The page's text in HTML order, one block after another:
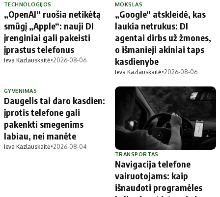
TECHNOLOGIJOS
„OpenAI“ ruošia netikėtą
smūgį „Apple“: nauji DI
įrenginiai gali pakeisti
įprastus telefonus
Ieva Kazlauskaitė•2026-08-06
MOKSLAS
„Google“ atskleidė, kas
laukia netrukus: DI
agentai dirbs už žmones,
o išmanieji akiniai taps
kasdienybe
Ieva Kazlauskaitė•2026-08-06
GYVENIMAS
Daugelis tai daro kasdien:
įprotis telefone gali
pakenkti smegenims
labiau, nei manėte
Ieva Kazlauskaitė•2026-08-04
TRANSPORTAS
Navigacija telefone
vairuotojams: kaip
išnaudoti programėles